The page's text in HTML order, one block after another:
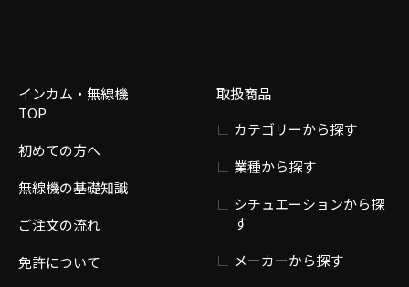
インカム・無線機
TOP
初めての方へ
無線機の基礎知識
ご注文の流れ
免許について
取扱商品
カテゴリーから探す
業種から探す
シチュエーションから探
す
メーカーから探す